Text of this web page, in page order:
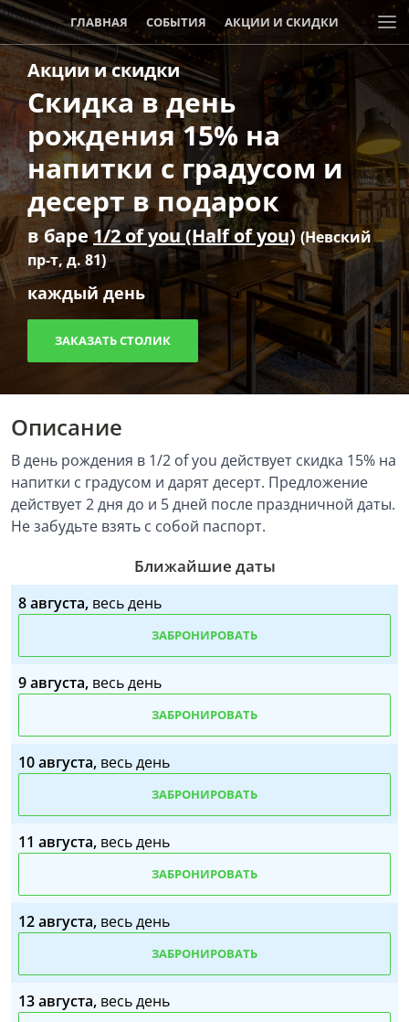
ГЛАВНАЯ СОБЫТИЯ АКЦИИ И СКИДКИ
Акции и скидки
Скидка в день
рождения 15% на
напитки с градусом и
десерт в подарок
в баре1/2 of you (Half of you) (Невский
пр-т, д. 81)
каждый день
ЗАКАЗАТЬ СТОЛИК
Описание
В день рождения в 1/2 of you действует скидка 15% на
напитки с градусом и дарят десерт. Предложение
действует 2 дня до и 5 дней после праздничной даты.
Не забудьте взять с собой паспорт.
Ближайшие даты
8 августа, весь день
ЗАБРОНИРОВАТЬ
9 августа, весь день
ЗАБРОНИРОВАТЬ
10 августа, весь день
ЗАБРОНИРОВАТЬ
11 августа, весь день
ЗАБРОНИРОВАТЬ
12 августа, весь день
ЗАБРОНИРОВАТЬ
13 августа, весь день